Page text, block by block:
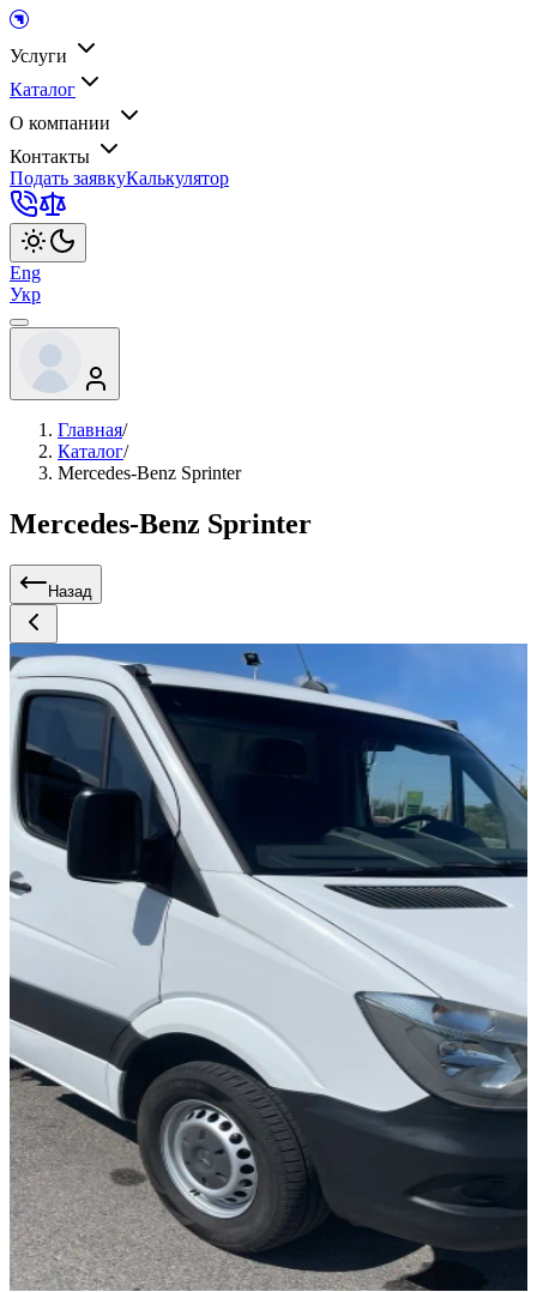
Услуги
Каталог
О компании
Контакты
Подать заявкуКалькулятор
Eng
Укр
Главная/
Каталог/
Mercedes-Benz Sprinter
Mercedes-Benz Sprinter
Назад